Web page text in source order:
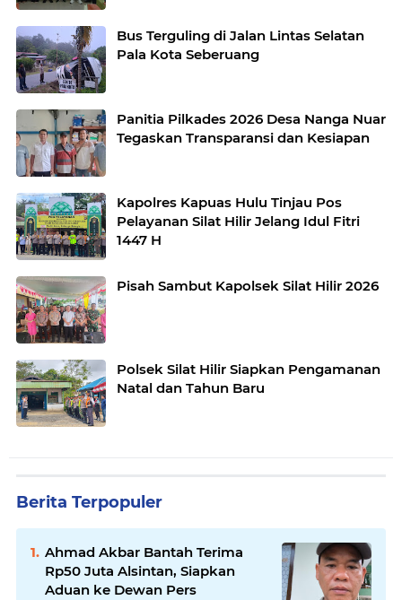
Bus Terguling di Jalan Lintas Selatan
Pala Kota Seberuang
Panitia Pilkades 2026 Desa Nanga Nuar
Tegaskan Transparansi dan Kesiapan
Kapolres Kapuas Hulu Tinjau Pos
Pelayanan Silat Hilir Jelang Idul Fitri
1447 H
Pisah Sambut Kapolsek Silat Hilir 2026
Polsek Silat Hilir Siapkan Pengamanan
Natal dan Tahun Baru
Berita Terpopuler
Ahmad Akbar Bantah Terima
Rp50 Juta Alsintan, Siapkan
Aduan ke Dewan Pers